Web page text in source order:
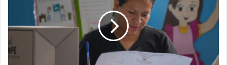
para
candidatos
de
segunda